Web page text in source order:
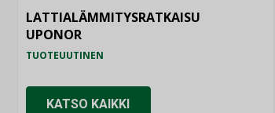
LATTIALÄMMITYSRATKAISU
UPONOR
TUOTEUUTINEN
KATSO KAIKKI